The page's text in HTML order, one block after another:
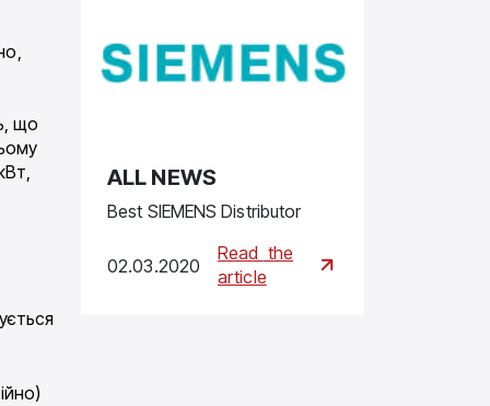
що
ALL NEWS
Best SIEMENS Distributor
02.03.2020
Read the
article